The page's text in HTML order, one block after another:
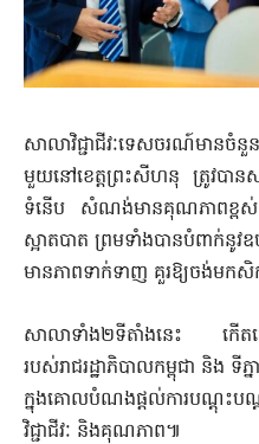
សាលាវិជ្ជាជីវៈទេសចរណ៍មានចំ
មួយនៅខេត្តព្រះសីហនុ ត្រូវបាន
ទំនើប សំណង់មានគុណភាពខ្ពស់
ស្អាតបាត ព្រមទាំងបានបំពាក់នូវ
មានភាពទាក់ទាញ គួរឱ្យចង់មកសិ
សាលាទាំង២ទីតាំងនេះ កើត
របស់រាជរដ្ឋាភិបាលកម្ពុជា និង ទី
ក្នុងគោលបំណងផ្តល់ការបណ្តុះ
វិជ្ជាជីវៈ និងគុណភាព៕